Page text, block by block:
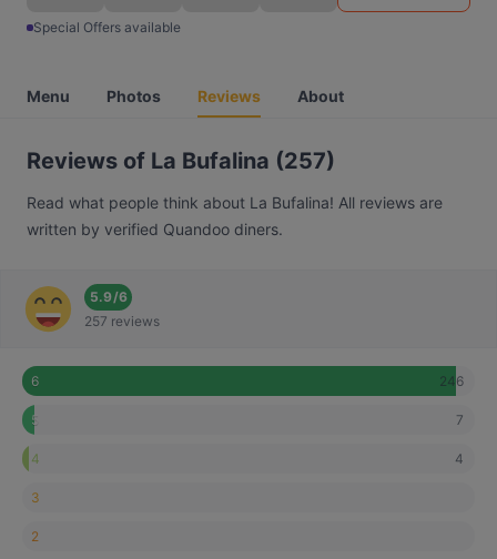
Special Offers available
Menu Photos Reviews About
Reviews of La Bufalina (257)
Read what people think about La Bufalina! All reviews are
written by verified Quandoo diners.
5.9/6
257 reviews
6 246
5 7
4 4
3
2